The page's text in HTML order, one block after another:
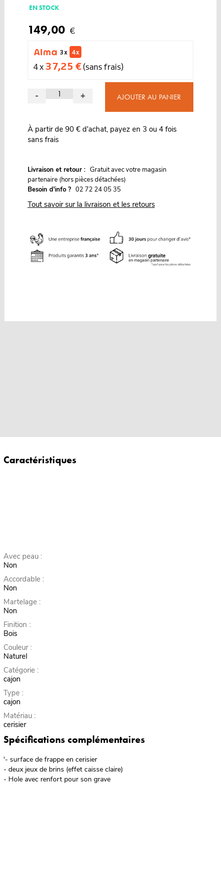
EN STOCK
149,00 €
3 x 4 x
4 x37,25 €(sans frais)
- + AJOUTER AU PANIER
À partir de 90 € d'achat, payez en 3 ou 4 fois
sans frais
Livraison et retour : Gratuit avec votre magasin
partenaire (hors pièces détachées)
Besoin d'info ? 02 72 24 05 35
Tout savoir sur la livraison et les retours
Caractéristiques
Avec peau :
Non
Accordable :
Non
Martelage :
Non
Finition :
Bois
Couleur :
Naturel
Catégorie :
cajon
Type :
cajon
Matériau :
cerisier
Spécifications complémentaires
'- surface de frappe en cerisier
- deux jeux de brins (effet caisse claire)
- Hole avec renfort pour son grave